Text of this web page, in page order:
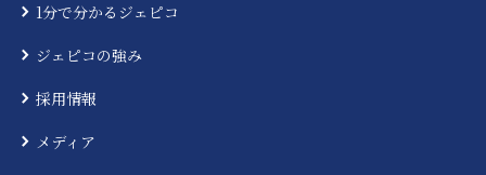
1分で分かるジェピコ
ジェピコの強み
採用情報
メディア